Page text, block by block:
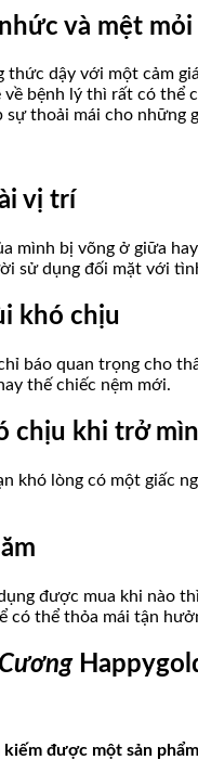
và mệt mỏi
dậy với một cảm
bệnh lý thì rất có
thoải mái cho những
vị trí
mình bị võng ở giữa
sử dụng đối mặt với
khó chịu
báo quan trọng cho
thế chiếc nệm mới.
chịu khi trở
khó lòng có một giấc
được mua khi nào
có thể thỏa mái tận
được một sản